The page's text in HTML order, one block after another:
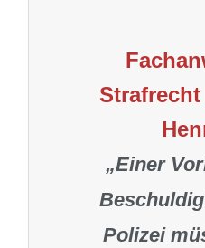
„Einer
Polizei